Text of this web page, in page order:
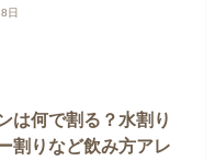
日
は何で割る？水割り
割りなど飲み方アレ